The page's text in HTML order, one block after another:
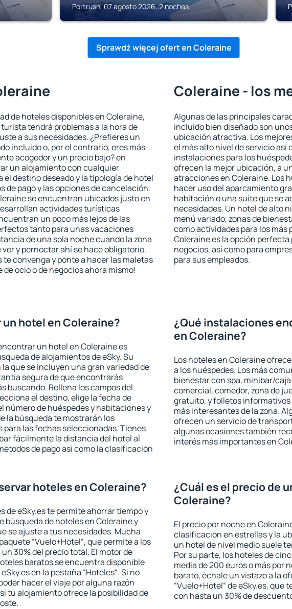
Portrush, 07 agosto 2026, 2 noches
Sprawdź więcej ofert en Coleraine
de hoteles disponibles en Coleraine,
tendrá problemas a la hora de
a sus necesidades. ¿Prefieres un
incluido o, por el contrario, eres más
acogedor y un precio bajo? en
un alojamiento con cualquier
destino deseado y la tipología de hotel
de pago y las opciones de cancelación.
se encuentran ubicados justo en
actividades turísticas
un poco más lejos de las
tanto para unas vacaciones
de una sola noche cuando la zona
y pernoctar ahí se hace obligatorio.
te convenga y ponte a hacer las maletas
ocio o de negocios ahora mismo!
Coleraine - los
Algunas de las principales
incluido bien diseñado son
ubicación atractiva. Los
el más alto nivel de servicio así
instalaciones para los
ofrecen la mejor ubicación, a
atracciones en Coleraine. Los
hacer uso del aparcamiento
habitación o una suite que se
necesidades. Un hotel de alto
menú variado, zonas de
como actividades para los más
Coleraine es la opción
negocios, así como para
para sus empleados.
hotel en Coleraine?
un hotel en Coleraine es
de alojamientos de eSky. Su
que se incluyen una gran variedad de
segura de que encontrarás
buscando. Rellena los campos del
el destino, elige la fecha de
número de huéspedes y habitaciones y
la búsqueda te mostrarán los
las fechas seleccionadas. Tienes
fácilmente la distancia del hotel al
de pago así como la clasificación
¿Qué instalaciones
en Coleraine?
Los hoteles en Coleraine
a los huéspedes. Los más
bienestar con spa, minibar/
comercial, comedor, zona de
gratuito, y folletos
más interesantes de la zona.
ofrecen un servicio de
algunas ocasiones también
interés más importantes en
hoteles en Coleraine?
de eSky.es te permite ahorrar tiempo y
búsqueda de hoteles en Coleraine y
se ajuste a tus necesidades. Mucha
“Vuelo+Hotel“, que permite a los
30% del precio total. El motor de
baratos se encuentra disponible
en la pestaña “Hoteles“. Si no
hacer el viaje por alguna razón
tu alojamiento ofrece la posibilidad de
¿Cuál es el precio de
Coleraine?
El precio por noche en
clasificación en estrellas y la
un hotel de nivel medio suele
Por su parte, los hoteles de
media de 200 euros o más por
barato, échale un vistazo a la
“Vuelo+Hotel“ de eSky.es,
con hasta un 30% de